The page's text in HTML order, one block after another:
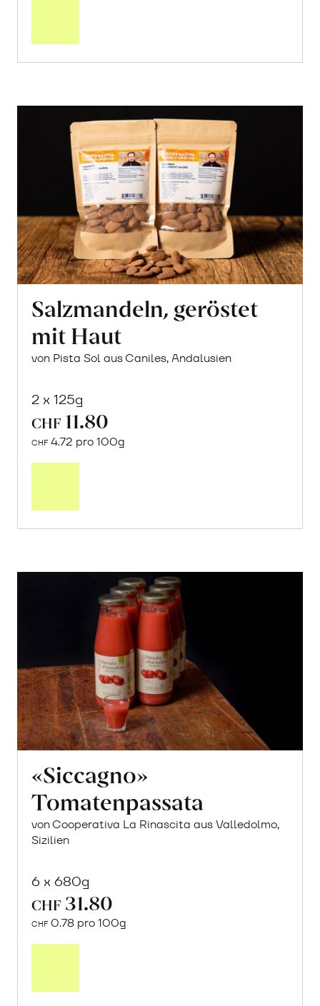
Salzmandeln, geröstet
mit Haut
von Pista Sol aus Caniles, Andalusien
2 x 125g
CHF 11.80
CHF 4.72 pro 100g
«Siccagno»
Tomatenpassata
von Cooperativa La Rinascita aus Valledolmo,
Sizilien
6 x 680g
CHF 31.80
CHF 0.78 pro 100g